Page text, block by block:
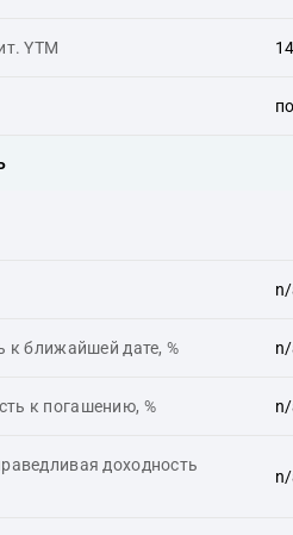
YTM
к ближайшей дате, %
к погашению, %
доходность